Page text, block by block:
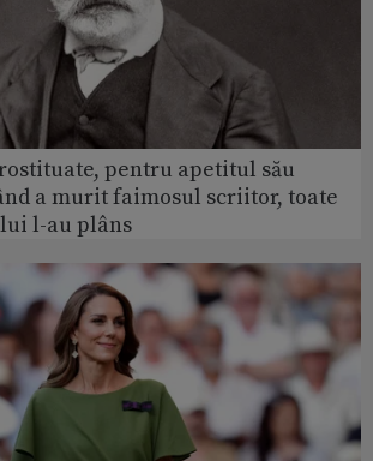
pentru apetitul său
a murit faimosul scriitor, toate
l-au plâns